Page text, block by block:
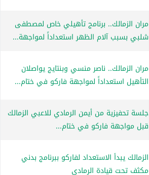
مران الزمالك.. برنامج تأهيلي خاص لمصطفى
شلبي بسبب آلام الظهر استعداداً لمواجهة...
مران الزمالك.. ناصر منسي وبنتايج يواصلان
التأهيل استعداداً لمواجهة فاركو في ختام...
جلسة تحفيزية من أيمن الرمادي للاعبي الزمالك
قبل مواجهة فاركو في ختام...
الزمالك يبدأ الاستعداد لفاركو ببرنامج بدني
مكثف تحت قيادة الرمادي